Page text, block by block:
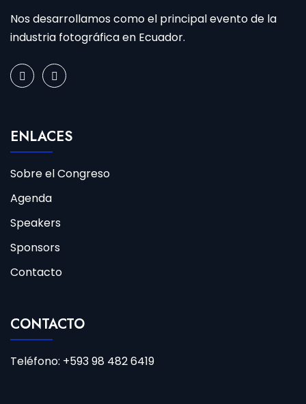
Nos desarrollamos como el principal evento de la
industria fotográfica en Ecuador.
ENLACES
Sobre el Congreso
Agenda
Speakers
Sponsors
Contacto
CONTACTO
Teléfono: +593 98 482 6419